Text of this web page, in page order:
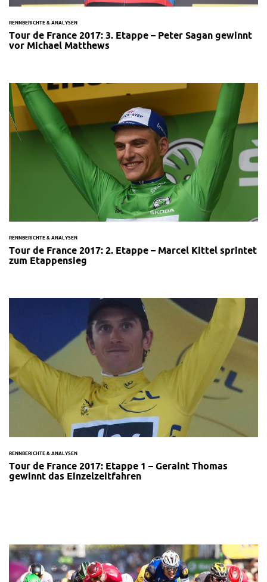
RENNBERICHTE & ANALYSEN
Tour de France 2017: 3. Etappe – Peter Sagan gewinnt
vor Michael Matthews
RENNBERICHTE & ANALYSEN
Tour de France 2017: 2. Etappe – Marcel Kittel sprintet
zum Etappensieg
RENNBERICHTE & ANALYSEN
Tour de France 2017: Etappe 1 – Geraint Thomas
gewinnt das Einzelzeitfahren